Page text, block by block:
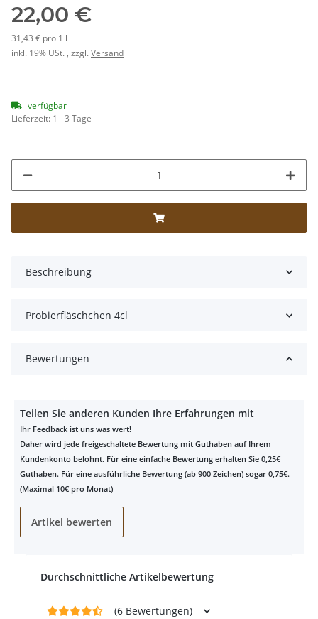
22,00 €
31,43 € pro 1 l
inkl. 19% USt. , zzgl.Versand
verfügbar
Lieferzeit: 1 - 3 Tage
Beschreibung
Probierfläschchen 4cl
Bewertungen
Durchschnittliche Artikelbewertung
(6 Bewertungen)
Teilen Sie anderen Kunden Ihre Erfahrungen mit
Ihr Feedback ist uns was wert!
Daher wird jede freigeschaltete Bewertung mit Guthaben auf Ihrem
Kundenkonto belohnt. Für eine einfache Bewertung erhalten Sie 0,25€
Guthaben. Für eine ausführliche Bewertung (ab 900 Zeichen) sogar 0,75€.
(Maximal 10€ pro Monat)
Artikel bewerten